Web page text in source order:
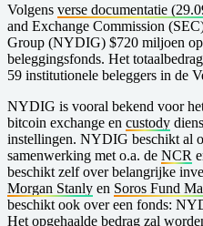
Volgens verse documentatie
and Exchange Commission
Group (NYDIG) $720 miljoen
beleggingsfonds. Het
59 institutionele beleggers in de
NYDIG is vooral bekend voor
bitcoin exchange en custody
instellingen. NYDIG beschikt al
samenwerking met o.a. de NCR
beschikt zelf over belangrijke
Morgan Stanly en Soros Fund
beschikt ook over een fonds:
Het opgehaalde bedrag zal